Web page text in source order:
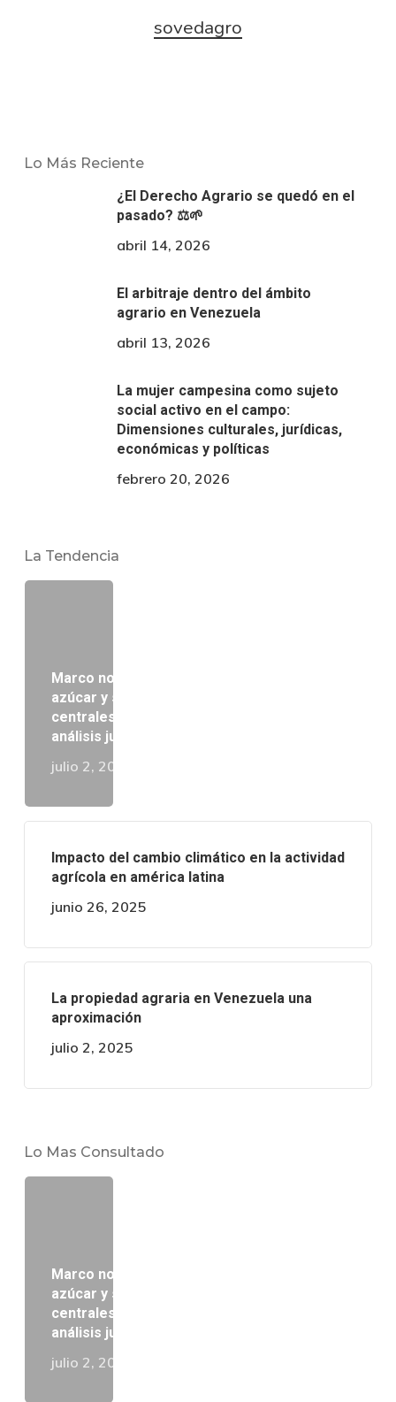
sovedagro
Lo Más Reciente
¿El Derecho Agrario se quedó en el
pasado? ⚖️🌱
abril 14, 2026
El arbitraje dentro del ámbito
agrario en Venezuela
abril 13, 2026
La mujer campesina como sujeto
social activo en el campo:
Dimensiones culturales, jurídicas,
económicas y políticas
febrero 20, 2026
La Tendencia
Marco normativo del cultivo de caña de
azúcar y su procesamiento por los
centrales azucareros en Venezuela: Un
análisis jurídico comparado
julio 2, 2025
Impacto del cambio climático en la actividad
agrícola en américa latina
junio 26, 2025
La propiedad agraria en Venezuela una
aproximación
julio 2, 2025
Lo Mas Consultado
Marco normativo del cultivo de caña de
azúcar y su procesamiento por los
centrales azucareros en Venezuela: Un
análisis jurídico comparado
julio 2, 2025